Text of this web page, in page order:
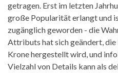
getragen. Erst im letzten
große Popularität erlangt und
zugänglich geworden - die
Attributs hat sich geändert, die
Krone hergestellt wird, und
Vielzahl von Details kann als